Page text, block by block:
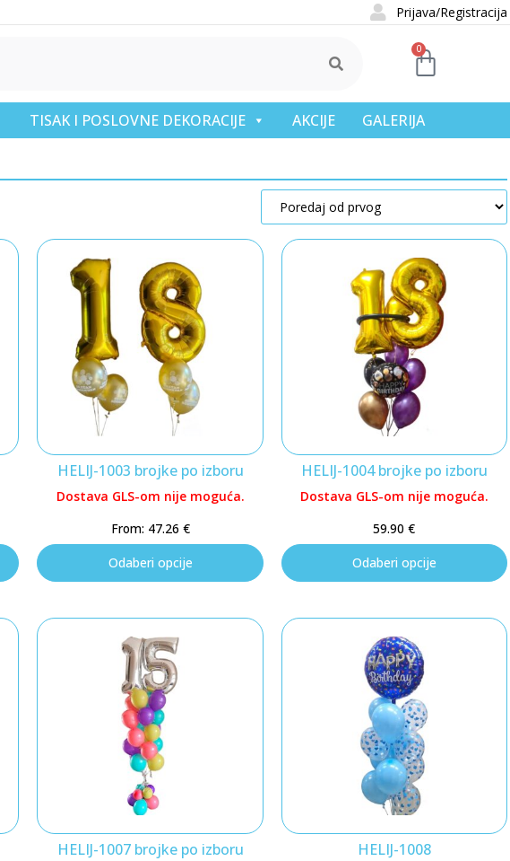
Prijava/Registracija
0
TISAK I POSLOVNE DEKORACIJE AKCIJE GALERIJA
HELIJ-1003 brojke po izboru
Dostava GLS-om nije moguća.
From: 47.26 €
Odaberi opcije
HELIJ-1004 brojke po izboru
Dostava GLS-om nije moguća.
59.90€
Odaberi opcije
HELIJ-1007 brojke po izboru HELIJ-1008